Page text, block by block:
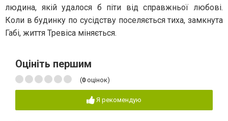
людина, якій удалося б піти від справжньої любові.
Коли в будинку по сусідству поселяється тиха, замкнута
Габі, життя Тревіса міняється.
Оцініть першим
(0 оцінок)
Я рекомендую